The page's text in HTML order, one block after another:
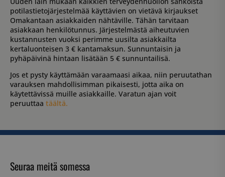
potilastietojärjestelmää käyttävien on vietävä kirjaukset
Omakantaan asiakkaiden nähtäville. Tähän tarvitaan
asiakkaan henkilötunnus. Järjestelmästä aiheutuvien
kustannusten vuoksi perimme uusilta asiakkailta
kertaluonteisen 3 € kantamaksun. Sunnuntaisin ja
pyhäpäivinä hintaan lisätään 5 € sunnuntailisä.
Jos et pysty käyttämään varaamaasi aikaa, niin peruutathan
varauksen mahdollisimman pikaisesti, jotta aika on
käytettävissä muille asiakkaille. Varatun ajan voit
peruuttaa täältä.
Seuraa meitä somessa